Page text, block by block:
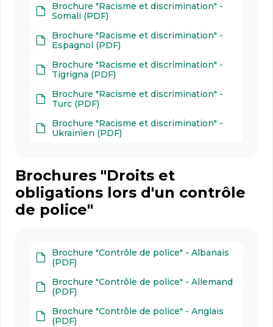
Brochure "Racisme et discrimination" -
Somali (PDF)
Brochure "Racisme et discrimination" -
Espagnol (PDF)
Brochure "Racisme et discrimination" -
Tigrigna (PDF)
Brochure "Racisme et discrimination" -
Turc (PDF)
Brochure "Racisme et discrimination" -
Ukrainien (PDF)
Brochures "Droits et
obligations lors d'un contrôle
de police"
Brochure "Contrôle de police" - Albanais
(PDF)
Brochure "Contrôle de police" - Allemand
(PDF)
Brochure "Contrôle de police" - Anglais
(PDF)